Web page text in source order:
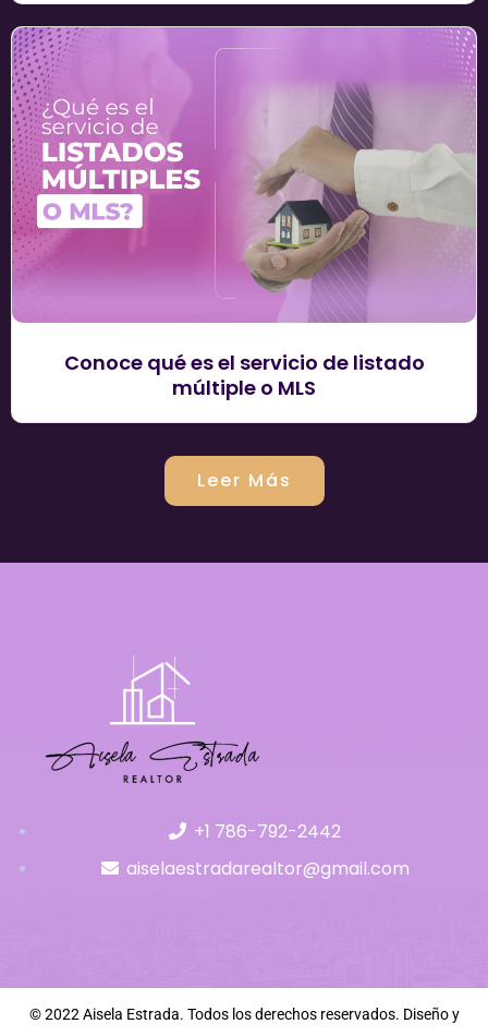
Conoce qué es el servicio de listado
múltiple o MLS
Leer Más
+1 786-792-2442
aiselaestradarealtor@gmail.com
© 2022 Aisela Estrada. Todos los derechos reservados. Diseño y